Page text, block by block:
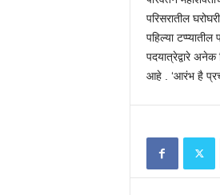
परिसरातील
पहिल्या
पदयात्रेद्वारे
आहे . ‘आरंभ है